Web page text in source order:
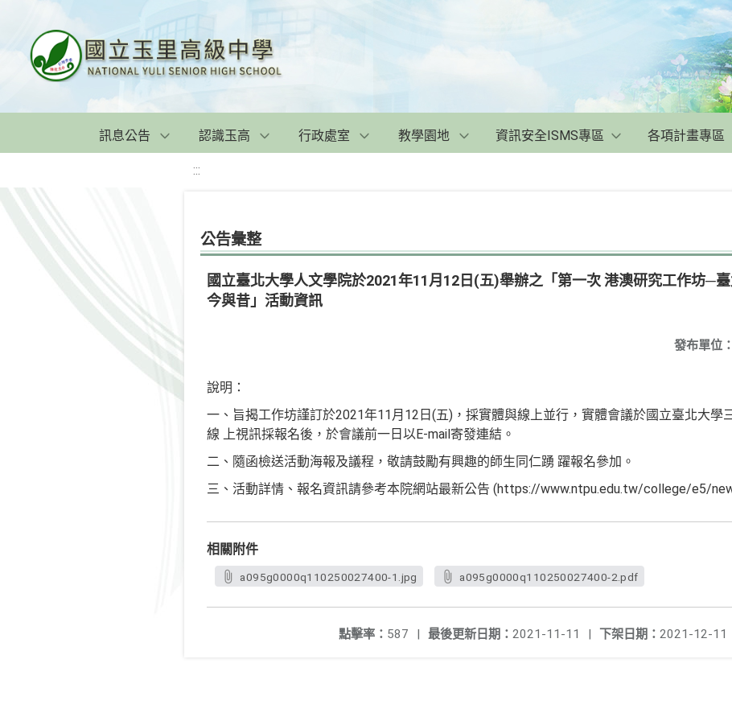
訊息公告 認識玉高 行政處室 教學園地 資訊安全ISMS專區 各項計畫專區
:::
公告彙整
國立臺北大學人文學院於2021年11月12日(五)舉辦之「第一次 港澳研究工作坊─臺
今與昔」活動資訊
發布單位：
說明：
一、旨揭工作坊謹訂於2021年11月12日(五)，採實體與線上並行，實體會議於國立臺北大學
線 上視訊採報名後，於會議前一日以E-mail寄發連結。
二、隨函檢送活動海報及議程，敬請鼓勵有興趣的師生同仁踴 躍報名參加。
三、活動詳情、報名資訊請參考本院網站最新公告 (https://www.ntpu.edu.tw/college/e5/
相關附件
a095g0000q110250027400-1.jpg a095g0000q110250027400-2.pdf
下架日期： 2021-12-11
最後更新日期： 2021-11-11 |
點擊率： 587 |